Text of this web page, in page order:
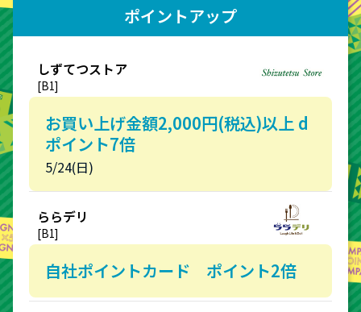
ポイントアップ
しずてつストア
[B1]
お買い上げ金額2,000円(税込)以上 d
ポイント7倍
5/24(日)
ららデリ
[B1]
自社ポイントカード ポイント2倍